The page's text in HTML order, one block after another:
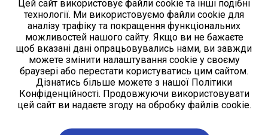
11.12.2023
ByComment: ваш шанс розпочати
кар'єру у фрілансі
Цей сайт використовує файли cookie та інші подібні
технології. Ми використовуємо файли cookie для
аналізу трафіку та покращення функціональних
можливостей нашого сайту. Якщо ви не бажаєте
щоб вказані дані опрацьовувались нами, ви завжди
можете змінити налаштування cookie у своєму
браузері або перестати користуватись цим сайтом.
Дізнатись більше можете з нашої Політики
Конфіденційності. Продовжуючи використовувати
цей сайт ви надаєте згоду на обробку файлів cookie.